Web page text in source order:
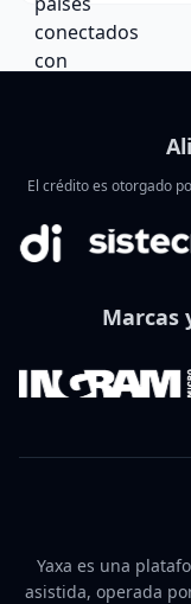
El crédito es otorgado
Marcas
Yaxa es una
asistida, operada